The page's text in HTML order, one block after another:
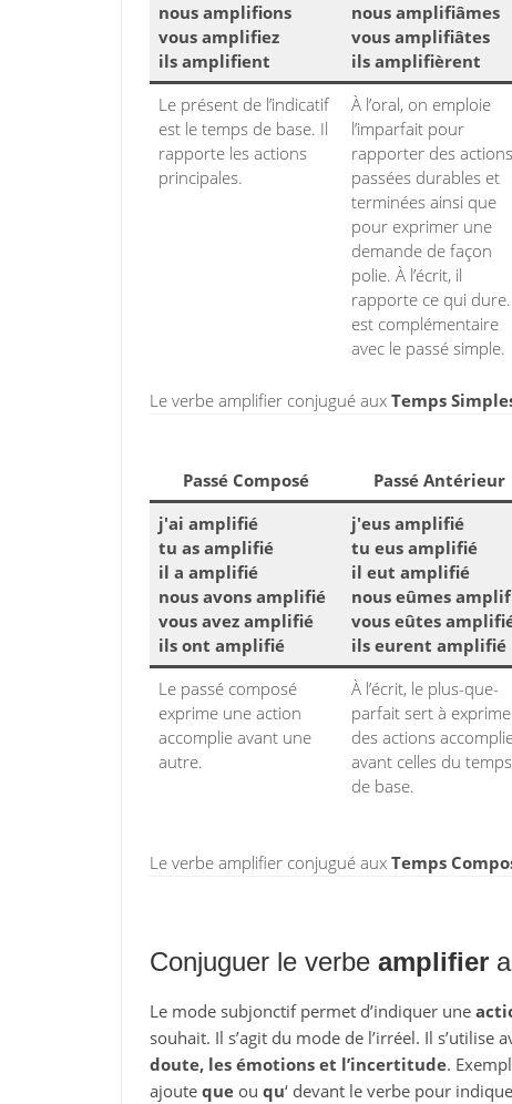
nous amplifions
vous amplifiez
ils amplifient
nous amplifiâmes
vous amplifiâtes
ils amplifièrent
Le présent de l’indicatif
est le temps de base. Il
rapporte les actions
principales.
À l’oral, on emploie
l’imparfait pour
rapporter des actions
passées durables et
terminées ainsi que
pour exprimer une
demande de façon
polie. À l’écrit, il
rapporte ce qui
est complémentaire
avec le passé simple.
Le verbe amplifier conjugué aux Temps
Passé Composé Passé Antérieur
j'ai amplifié
tu as amplifié
il a amplifié
nous avons amplifié
vous avez amplifié
ils ont amplifié
j'eus amplifié
tu eus amplifié
il eut amplifié
nous eûmes
vous eûtes
ils eurent amplifié
Le passé composé
exprime une action
accomplie avant une
autre.
À l’écrit, le plus-que-
parfait sert à
des actions
avant celles du temps
de base.
Le verbe amplifier conjugué aux Temps
Conjuguer le verbe amplifier
Le mode subjonctif permet d’indiquer une
souhait. Il s’agit du mode de l’irréel. Il s’utilise
doute, les émotions et l’incertitude.
ajoute queou qu‘ devant le verbe pour